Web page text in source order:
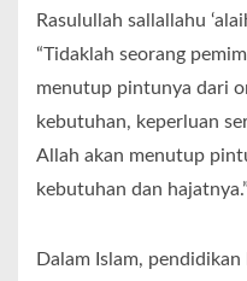
Rasulullah sallallahu
“Tidaklah seorang
menutup pintunya dari
kebutuhan, keperluan
Allah akan menutup
kebutuhan dan
Dalam Islam,